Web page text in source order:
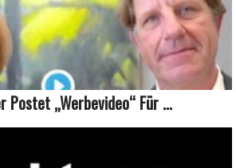
Postet „Werbevideo“ Für ...